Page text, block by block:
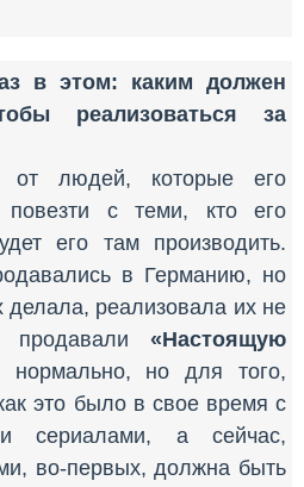
в этом: каким должен
реализоваться за
от людей, которые его
повезти с теми, кто его
его там производить.
в Германию, но
делала, реализовала их не
«Настоящую
но для того,
это было в свое время с
сериалами, а сейчас,
во-первых, должна быть